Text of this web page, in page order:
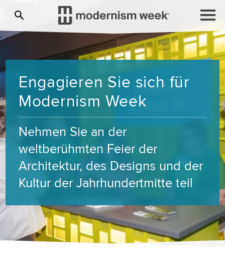
Engagieren Sie sich für
Modernism Week
Nehmen Sie an der
weltberühmten Feier der
Architektur, des Designs und der
Kultur der Jahrhundertmitte teil